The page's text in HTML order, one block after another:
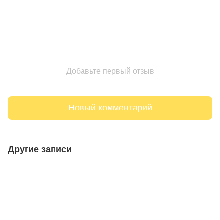
Добавьте первый отзыв
Новый комментарий
Другие записи